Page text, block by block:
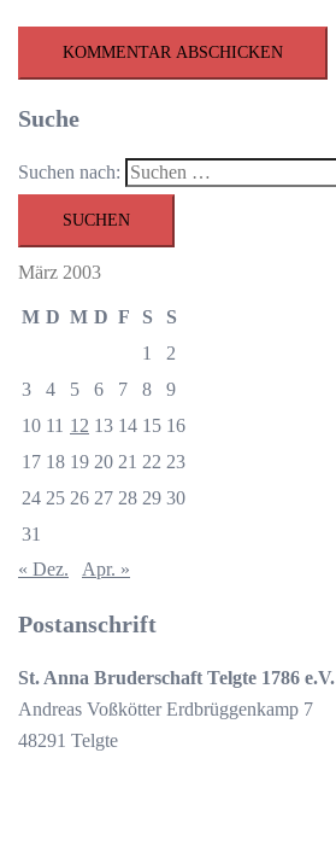
Suche
Suchen nach:
März 2003
M D M D F S
S
1
2
3
4 5 6 7 8
9
10 11 12 13 14 15 16
17 18 19 20 21 22 23
24 25 26 27 28 29 30
31
« Dez.
Apr. »
Postanschrift
St. Anna Bruderschaft Telgte 1786 e.V.
Andreas Voßkötter Erdbrüggenkamp 7
48291 Telgte